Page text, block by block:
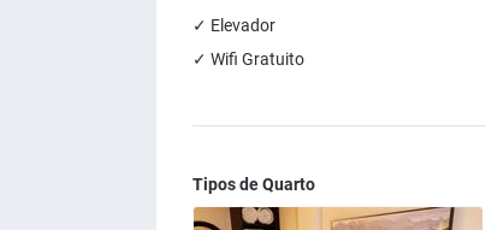
✓ Elevador
✓ Wifi Gratuito
Tipos de Quarto